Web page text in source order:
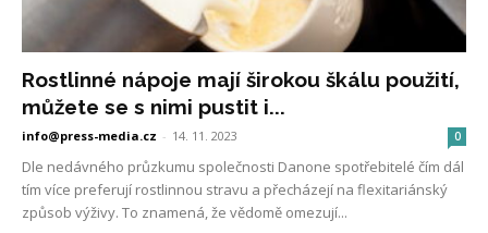
Rostlinné nápoje mají širokou škálu použití,
můžete se s nimi pustit i...
info@press-media.cz - 14. 11. 2023 0
Dle nedávného průzkumu společnosti Danone spotřebitelé čím dál
tím více preferují rostlinnou stravu a přecházejí na flexitariánský
způsob výživy. To znamená, že vědomě omezují...